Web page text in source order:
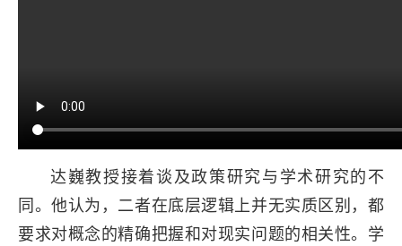
达巍教授接着谈及政策研究与学术研究的不
同。他认为，二者在底层逻辑上并无实质区别，都
要求对概念的精确把握和对现实问题的相关性。学